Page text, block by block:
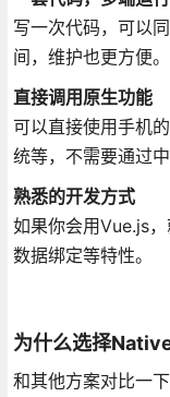
写一次代码，可以
间，维护也更方便。
直接调用原生功能
可以直接使用手机
统等，不需要通过中
熟悉的开发方式
如果你会用Vue.js，
数据绑定等特性。
为什么选择
和其他方案对比一下